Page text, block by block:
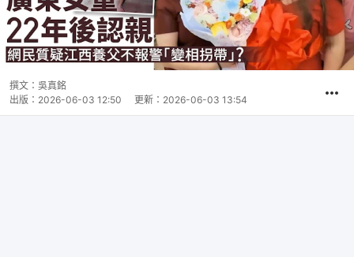
撰文： 吳真銘
出版： 2026-06-03 12:50 更新： 2026-06-03 13:54